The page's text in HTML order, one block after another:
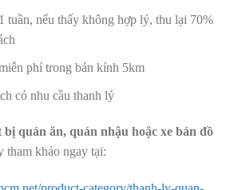
tuần, nếu thấy không hợp lý, thu lại 70%
phí trong bán kính 5km
có nhu cầu thanh lý
bị quán ăn, quán nhậu hoặc xe bán đồ
tham khảo ngay tại: